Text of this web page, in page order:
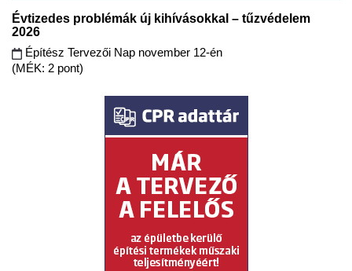
Évtizedes problémák új kihívásokkal – tűzvédelem
2026
Építész Tervezői Nap november 12-én
(MÉK: 2 pont)